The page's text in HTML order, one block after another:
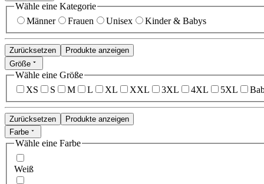
Wähle eine Kategorie
Männer
Frauen Unisex Kinder & Babys
Zurücksetzen
Produkte anzeigen
Größe
Wähle eine Größe
XS
S M L XL XXL 3XL 4XL 5XL
Zurücksetzen
Produkte anzeigen
Farbe
Wähle eine Farbe
Weiß